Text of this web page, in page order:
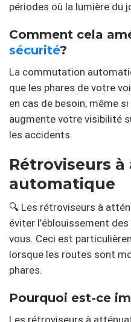
périodes où la lumière du
Comment cela
sécurité?
La commutation
que les phares de votre
en cas de besoin, même si
augmente votre visibilité
les accidents.
Rétroviseurs
automatique
🔍 Les rétroviseurs à
éviter l’éblouissement
vous. Ceci est
lorsque les routes sont
phares.
Pourquoi est-ce